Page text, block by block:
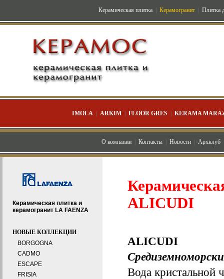
Керамическая плитка Керамогранит Плитка
IMOLA| ARKIM| FLOOR GRES| KERAMA
О компании| Контакты| Новости| Архклуб
Керамическая плитка и
керамогранит LA FAENZA
НОВЫЕ КОЛЛЕКЦИИ
BORGOGNA
CADMO
ESCAPE
FRISIA
ALICUDI
ALICUDI
Вода кристальной